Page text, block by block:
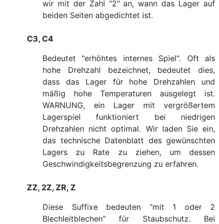
wir mit der Zahl "2" an, wann das Lager auf
beiden Seiten abgedichtet ist.
C3, C4
Bedeutet "erhöhtes internes Spiel". Oft als
hohe Drehzahl bezeichnet, bedeutet dies,
dass das Lager für hohe Drehzahlen und
mäßig hohe Temperaturen ausgelegt ist.
WARNUNG, ein Lager mit vergrößertem
Lagerspiel funktioniert bei niedrigen
Drehzahlen nicht optimal. Wir laden Sie ein,
das technische Datenblatt des gewünschten
Lagers zu Rate zu ziehen, um dessen
Geschwindigkeitsbegrenzung zu erfahren.
ZZ, 2Z, ZR, Z
Diese Suffixe bedeuten "mit 1 oder 2
Blechleitblechen" für Staubschutz. Bei